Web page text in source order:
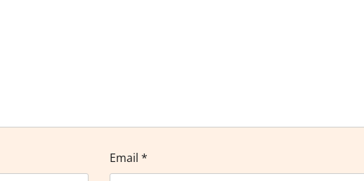
Email *